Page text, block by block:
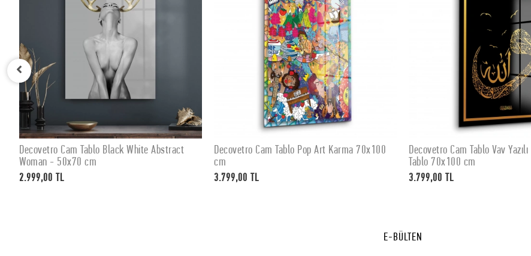
SEPETE EKLE
Decovetro Cam Tablo Black White Abstract
Woman - 50x70 cm
2.999,00 TL
SEPETE EKLE
Decovetro Cam Tablo Pop Art Karma 70x100
cm
3.799,00 TL
SEPETE EKLE
Decovetro Cam Tablo Vav
Tablo 70x100 cm
3.799,00 TL
E-BÜLTEN